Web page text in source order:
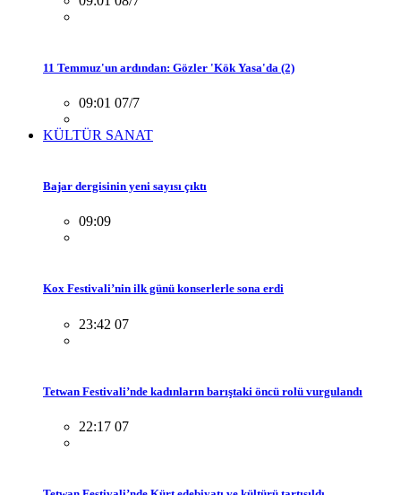
11 Temmuz'un ardından: Gözler 'Kök Yasa'da (2)
09:01 07/7
KÜLTÜR SANAT
Bajar dergisinin yeni sayısı çıktı
09:09
Kox Festivali’nin ilk günü konserlerle sona erdi
23:42 07
Tetwan Festivali’nde kadınların barıştaki öncü rolü vurgulandı
22:17 07